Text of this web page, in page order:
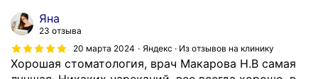
Яна
23 отзыва
20 марта 2024
Яндекс · Из отзывов на клинику
Хорошая стоматология, врач Макарова Н.В самая